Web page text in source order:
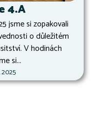
4.A
jsme si zopakovali
o důležitém
V hodinách
si...